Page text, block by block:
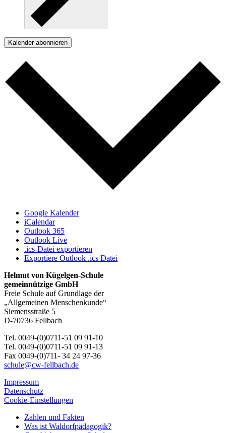
Kalender abonnieren
Google Kalender
iCalendar
Outlook 365
Outlook Live
.ics-Datei exportieren
Exportiere Outlook .ics Datei
Helmut von Kügelgen-Schule
gemeinnützige GmbH
Freie Schule auf Grundlage der
„Allgemeinen Menschenkunde“
Siemensstraße 5
D-70736 Fellbach
Tel. 0049-(0)0711-51 09 91-10
Tel. 0049-(0)0711-51 09 91-13
Fax 0049-(0)711- 34 24 97-36
schule@cw-fellbach.de
Impressum
Datenschutz
Cookie-Einstellungen
Zahlen und Fakten
Was ist Waldorfpädagogik?